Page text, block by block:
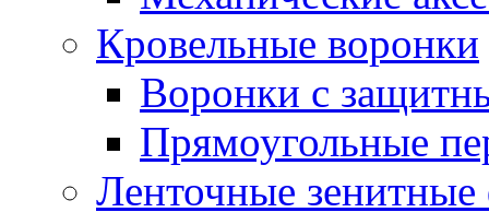
Кровельные воронки
Воронки с
Прямоугольные
Ленточные